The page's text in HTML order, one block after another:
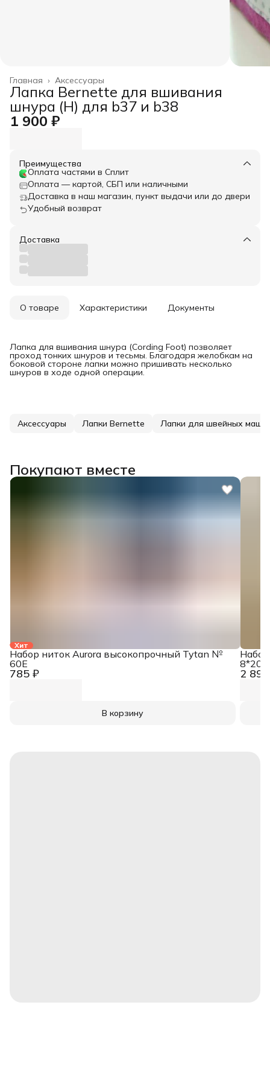
Аксессуары
Главная ›
Лапка Bernette для вшивания
шнура (H) для b37 и b38
1 900 ₽
Преимущества
Оплата частями в Сплит
Оплата — картой, СБП или наличными
Доставка в наш магазин, пункт выдачи или до двери
Удобный возврат
Доставка
О товаре Характеристики Документы
Лапка для вшивания шнура (Cording Foot) позволяет
проход тонких шнуров и тесьмы. Благодаря желобкам на
боковой стороне лапки можно пришивать несколько
шнуров в ходе одной операции.
Аксессуары Лапки Bernette Лапки для швейных
Покупают вместе
Хит
785 ₽
Набор ниток Aurora высокопрочный Tytan №
60E
В корзину
2